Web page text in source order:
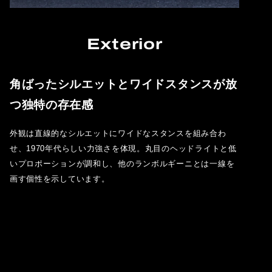
Exterior
角ばったシルエットとワイドスタンスが放
つ独特の存在感
外観は直線的なシルエットにワイドなスタンスを組み合わ
せ、1970年代らしい力強さを体現。丸目のヘッドライトと低
いプロポーションが調和し、他のランボルギーニとは一線を
画す個性を示しています。